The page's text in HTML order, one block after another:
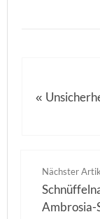
«
Nächster
Ambrosia-